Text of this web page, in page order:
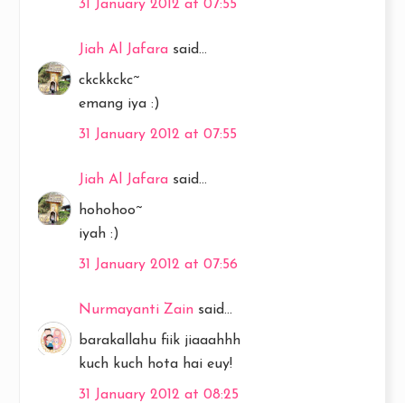
31 January 2012 at 07:55
Jiah Al Jafara said...
ckckkckc~
emang iya :)
31 January 2012 at 07:55
Jiah Al Jafara said...
hohohoo~
iyah :)
31 January 2012 at 07:56
Nurmayanti Zain said...
barakallahu fiik jiaaahhh
kuch kuch hota hai euy!
31 January 2012 at 08:25